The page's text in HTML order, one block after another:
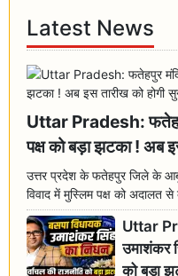
Latest News
Uttar Pradesh:
पक्ष को बड़ा झटका ! अब
उत्तर प्रदेश के फतेहपुर जिले के
विवाद में मुस्लिम पक्ष को अदालत
Uttar
उमाशंकर
को बड़ा